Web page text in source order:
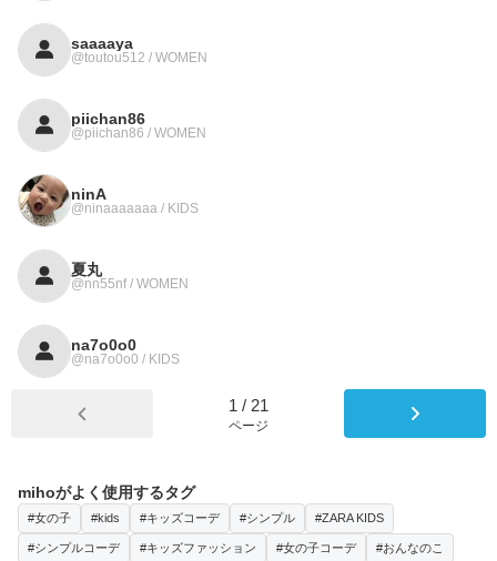
saaaaya
@toutou512 / WOMEN
piichan86
@piichan86 / WOMEN
ninA
@ninaaaaaaa / KIDS
夏丸
@nn55nf / WOMEN
na7o0o0
@na7o0o0 / KIDS
1 / 21
ページ
mihoがよく使用するタグ
#女の子 #kids #キッズコーデ #シンプル #ZARA KIDS
#シンプルコーデ #キッズファッション #女の子コーデ #おんなのこ